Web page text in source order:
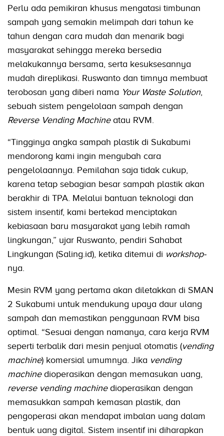
Perlu ada pemikiran khusus mengatasi timbunan
sampah yang semakin melimpah dari tahun ke
tahun dengan cara mudah dan menarik bagi
masyarakat sehingga mereka bersedia
melakukannya bersama, serta kesuksesannya
mudah direplikasi. Ruswanto dan timnya membuat
terobosan yang diberi nama Your Waste Solution,
sebuah sistem pengelolaan sampah dengan
Reverse Vending Machine atau RVM.
“Tingginya angka sampah plastik di Sukabumi
mendorong kami ingin mengubah cara
pengelolaannya. Pemilahan saja tidak cukup,
karena tetap sebagian besar sampah plastik akan
berakhir di TPA. Melalui bantuan teknologi dan
sistem insentif, kami bertekad menciptakan
kebiasaan baru masyarakat yang lebih ramah
lingkungan,” ujar Ruswanto, pendiri Sahabat
Lingkungan (Saling.id), ketika ditemui di workshop-
nya.
Mesin RVM yang pertama akan diletakkan di SMAN
2 Sukabumi untuk mendukung upaya daur ulang
sampah dan memastikan penggunaan RVM bisa
optimal. “Sesuai dengan namanya, cara kerja RVM
seperti terbalik dari mesin penjual otomatis (vending
machine) komersial umumnya. Jika vending
machinedioperasikan dengan memasukan uang,
reverse vending machinedioperasikan dengan
memasukkan sampah kemasan plastik, dan
pengoperasi akan mendapat imbalan uang dalam
bentuk uang digital. Sistem insentif ini diharapkan